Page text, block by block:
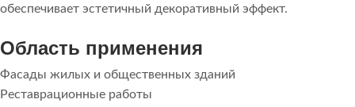
обеспечивает эстетичный декоративный эффект.
Область применения
Фасады жилых и общественных зданий
Реставрационные работы